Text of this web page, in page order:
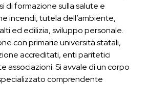
di formazione sulla salute e
incendi, tutela dell’ambiente,
ed edilizia, sviluppo personale.
con primarie università statali,
accreditati, enti paritetici
associazioni. Si avvale di un corpo
comprendente